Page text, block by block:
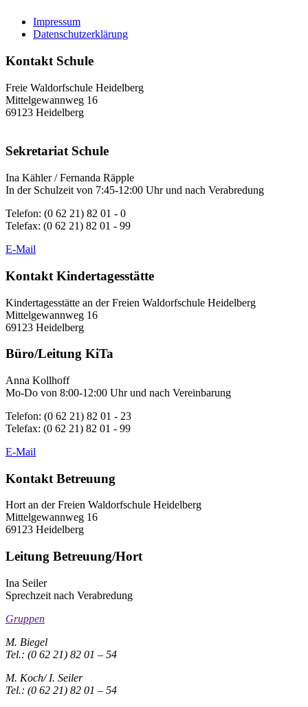
Impressum
Datenschutzerklärung
Kontakt Schule
Freie Waldorfschule Heidelberg
Mittelgewannweg 16
69123 Heidelberg
Sekretariat Schule
Ina Kähler / Fernanda Räpple
In der Schulzeit von 7:45-12:00 Uhr und nach Verabredung
Telefon: (0 62 21) 82 01 - 0
Telefax: (0 62 21) 82 01 - 99
E-Mail
Kontakt Kindertagesstätte
Kindertagesstätte an der Freien Waldorfschule Heidelberg
Mittelgewannweg 16
69123 Heidelberg
Büro/Leitung KiTa
Anna Kollhoff
Mo-Do von 8:00-12:00 Uhr und nach Vereinbarung
Telefon: (0 62 21) 82 01 - 23
Telefax: (0 62 21) 82 01 - 99
E-Mail
Kontakt Betreuung
Hort an der Freien Waldorfschule Heidelberg
Mittelgewannweg 16
69123 Heidelberg
Leitung Betreuung/Hort
Ina Seiler
Sprechzeit nach Verabredung
Gruppen
M. Biegel
Tel.: (0 62 21) 82 01 – 54
M. Koch/ I. Seiler
Tel.: (0 62 21) 82 01 – 54